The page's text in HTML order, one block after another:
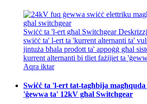
Swiċċ ta 'l-ert għal Switchgear
swiċċ ta' l-ert ta 'kurrent alternanti ta'
jintuża bħala prodott ta' appoġġ għal
kurrent alternanti bi tliet fażijiet ta
Aqra iktar
Swiċċ ta 'l-ert tat-tagħbija
'ġewwa ta' 12kV għal Switchgear